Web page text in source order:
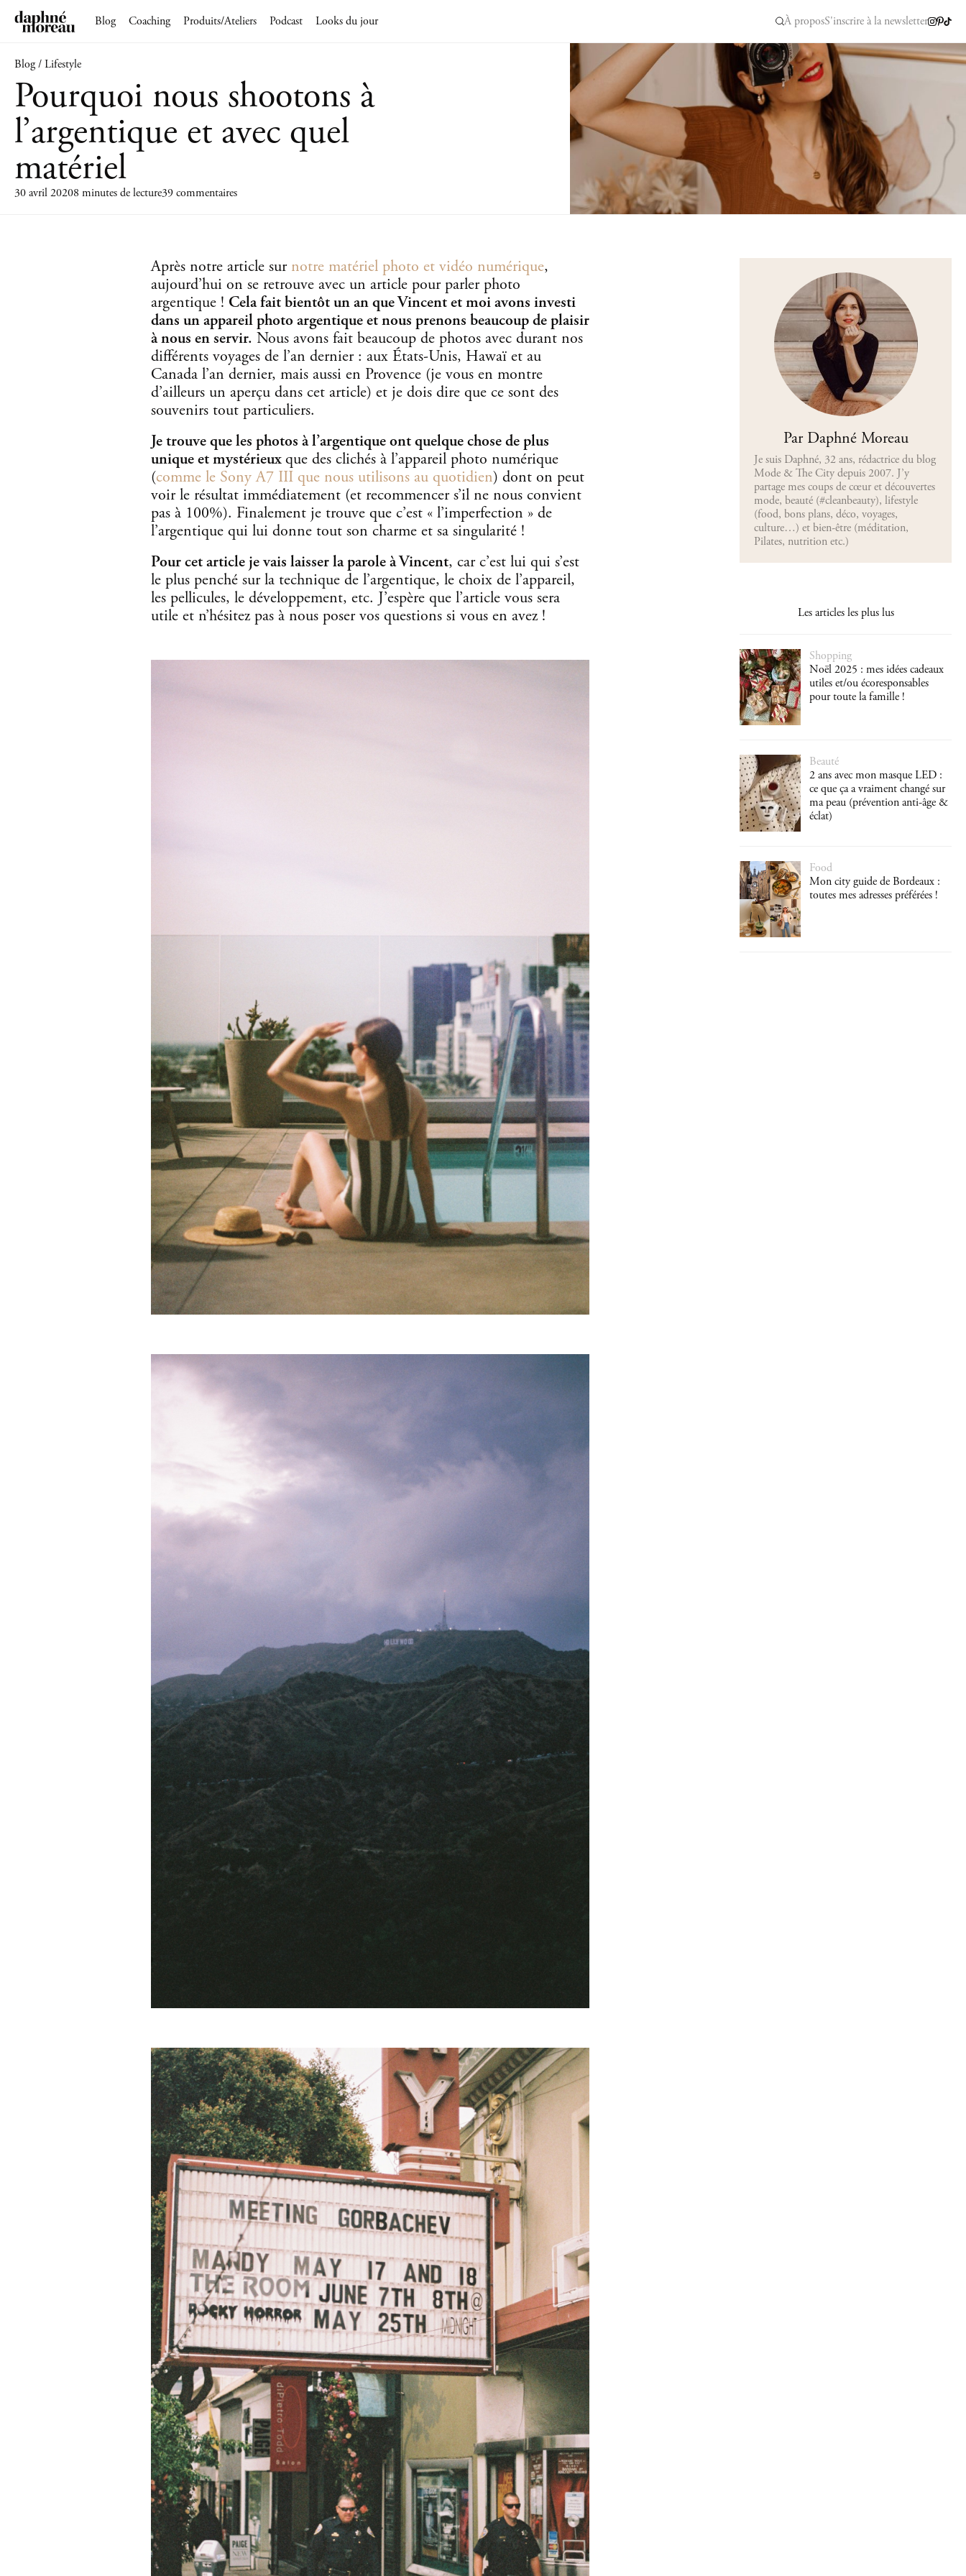
Blog Coaching Produits/Ateliers Podcast Looks du jour À proposS'inscrire à la newsletter
Blog / Lifestyle
Pourquoi nous shootons à
l’argentique et avec quel
matériel
30 avril 20208 minutes de lecture39 commentaires
Après notre article sur notre matériel photo et vidéo numérique,
aujourd’hui on se retrouve avec un article pour parler photo
argentique ! Cela fait bientôt un an que Vincent et moi avons investi
dans un appareil photo argentique et nous prenons beaucoup de plaisir
à nous en servir. Nous avons fait beaucoup de photos avec durant nos
différents voyages de l’an dernier : aux États-Unis, Hawaï et au
Canada l’an dernier, mais aussi en Provence (je vous en montre
d’ailleurs un aperçu dans cet article) et je dois dire que ce sont des
souvenirs tout particuliers.
Je trouve que les photos à l’argentique ont quelque chose de plus
unique et mystérieuxque des clichés à l’appareil photo numérique
(comme le Sony A7 III que nous utilisons au quotidien) dont on peut
voir le résultat immédiatement (et recommencer s’il ne nous convient
pas à 100%). Finalement je trouve que c’est « l’imperfection » de
l’argentique qui lui donne tout son charme et sa singularité !
Pour cet article je vais laisser la parole à Vincent, car c’est lui qui s’est
le plus penché sur la technique de l’argentique, le choix de l’appareil,
les pellicules, le développement, etc. J’espère que l’article vous sera
utile et n’hésitez pas à nous poser vos questions si vous en avez !
Par Daphné Moreau
Je suis Daphné, 32 ans, rédactrice du blog
Mode & The City depuis 2007. J’y
partage mes coups de cœur et découvertes
mode, beauté (#cleanbeauty), lifestyle
(food, bons plans, déco, voyages,
culture…) et bien-être (méditation,
Pilates, nutrition etc.)
Les articles les plus lus
Shopping
Noël 2025 : mes idées cadeaux
utiles et/ou écoresponsables
pour toute la famille !
Beauté
2 ans avec mon masque LED :
ce que ça a vraiment changé sur
ma peau (prévention anti-âge &
éclat)
Food
Mon city guide de Bordeaux :
toutes mes adresses préférées !